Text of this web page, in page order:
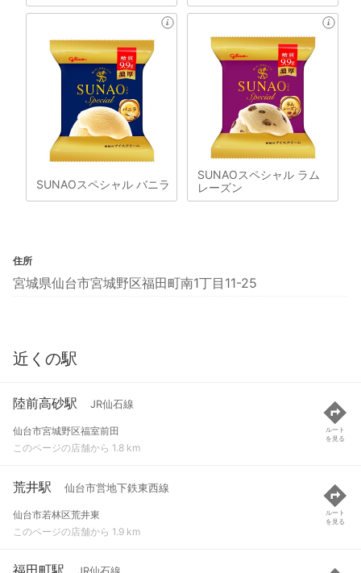
SUNAOスペシャル バニラ
SUNAOスペシャル ラム
レーズン
住所
宮城県仙台市宮城野区福田町南1丁目11-25
近くの駅
陸前高砂駅 JR仙石線
仙台市宮城野区福室前田
このページの店舗から 1.8 km
ルート
を見る
荒井駅 仙台市営地下鉄東西線
仙台市若林区荒井東
このページの店舗から 1.9 km
ルート
を見る
福田町駅